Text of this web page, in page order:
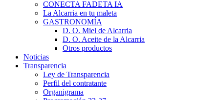
CONECTA FADETA IA
La Alcarria en tu maleta
GASTRONOMÍA
D. O. Miel de Alcarria
D. O. Aceite de la Alcarria
Otros productos
Noticias
Transparencia
Ley de Transparencia
Perfil del contratante
Organigrama